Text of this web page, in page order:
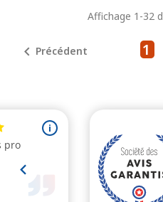
Affichage 1-32
 Précédent 1